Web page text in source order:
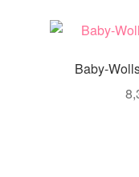
Baby-